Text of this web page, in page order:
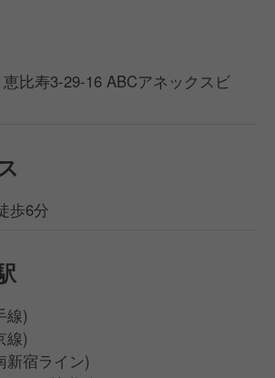
比寿3-29-16 ABCアネックスビ
歩6分
線)
線)
新宿ライン)